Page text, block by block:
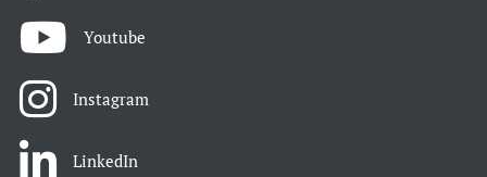
Youtube
Instagram
LinkedIn